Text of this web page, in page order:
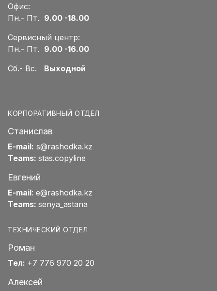
Офис:
Пн.- Пт. 9.00 -18.00
Сервисный центр:
Пн.- Пт. 9.00 -16.00
Сб.- Вс. Выходной
КОРПОРАТИВНЫЙ ОТДЕЛ
Станислав
E-mail: s@rashodka.kz
Teams: stas.copyline
Евгений
E-mail: e@rashodka.kz
Teams: senya_astana
ТЕХНИЧЕСКИЙ ОТДЕЛ
Роман
Тел: +7 776 970 20 20
Алексей